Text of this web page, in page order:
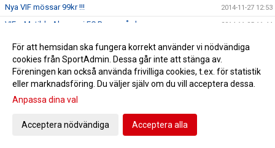
Nya VIF mössar 99kr !!! 2014-11-27 12:53
VIF:s Matilda Abramo i FC Rosengård 2014-11-05 11:44
TRÄNARSKIFTE I VELLINGE IF HERRAR 2014-10-30 10:49
Anmälan till VellingeCupen/Lions 2015
Jimmy Hansens MV-skola 27-29 Oktober 2014-09-17 15:42
Start-upp: NextGen Girls
För att hemsidan ska fungera korrekt använder vi nödvändiga
cookies från SportAdmin. Dessa går inte att stänga av.
Föreningen kan också använda frivilliga cookies, t.ex. för statistik
eller marknadsföring. Du väljer själv om du vill acceptera dessa.
Anpassa dina val
Acceptera nödvändiga Acceptera alla